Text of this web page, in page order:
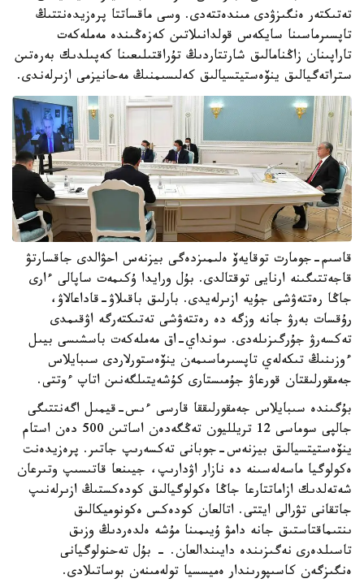
تەتىكتەر ەنگىزۋدى مىندەتتەدى. وسى ماقساتتا پرەزيدەنتتىڭ
تاپسىرماسىنا سايكەس قولدانىلاتىن كەزەڭىندە مەملەكەت
تاراپىنان زاڭنامالىق شارتتاردىڭ تۇراقتىلىعىنا كەپىلدىك بەرەتىن
ستراتەگيالىق ينۆەستيتسيالىق كەلىسىمنىڭ مەحانيزمى ازىرلەندى.
قاسىم-جومارت توقايەۆ ەلىمىزدەگى بيزنەس احۋالدى جاقسارتۋ
قاجەتتىگىنە ارنايى توقتالدى. بۇل ورايدا ۇكىمەت ساپالى ءارى
جاڭا رەتتەۋشى جۇيە ازىرلەيدى. بارلىق باقىلاۋ-قاداعالاۋ،
رۇقسات بەرۋ جانە وزگە دە رەتتەۋشى تەتىكتەرگە اۋقىمدى
تەكسەرۋ جۇرگىزىلەدى. سونداي-اق مەملەكەت باسشىسى بيىل
ءوزىنىڭ تىكەلەي تاپسىرماسىمەن ينۆەستورلاردى سىبايلاس
جەمقورلىقتان قورعاۋ جۇمىستارى كۇشەيتىلگەنىن اتاپ ءوتتى.
بۇگىندە سىبايلاس جەمقورلىققا قارسى ءىس-قيمىل اگەنتتىگى
جالپى سوماسى 12 تريلليون تەڭگەدەن اساتىن 500 دەن استام
ينۆەستيتسيالىق بيزنەس-جوبانى تەكسەرىپ جاتىر. پرەزيدەنت
ەكولوگيا ماسەلەسىنە دە نازار اۋدارىپ، جيىنعا قاتىسىپ وتىرعان
شەتەلدىك ازاماتتارعا جاڭا ەكولوگيالىق كودەكستىڭ ازىرلەنىپ
جاتقانى تۋرالى ايتتى. اتالعان كودەكس ەكونوميكالىق
ىنتىماقتاستىق جانە دامۋ ۇيىمىنا مۇشە ەلدەردىڭ وزىق
تاسىلدەرى نەگىزىندە دايىندالعان. - بۇل تەحنولوگيانى
ەنگىزگەن كاسىپورىندار ەميسسيا تولەمىنەن بوساتىلادى.